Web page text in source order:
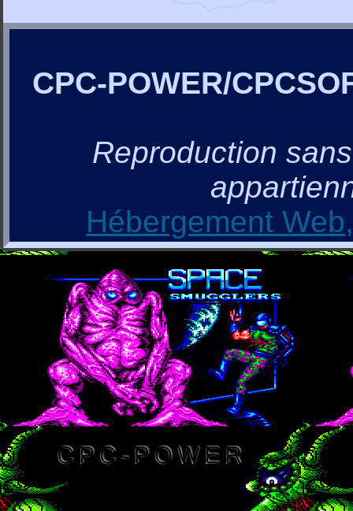
CPC-POWER/
Reproduction
Hébergement